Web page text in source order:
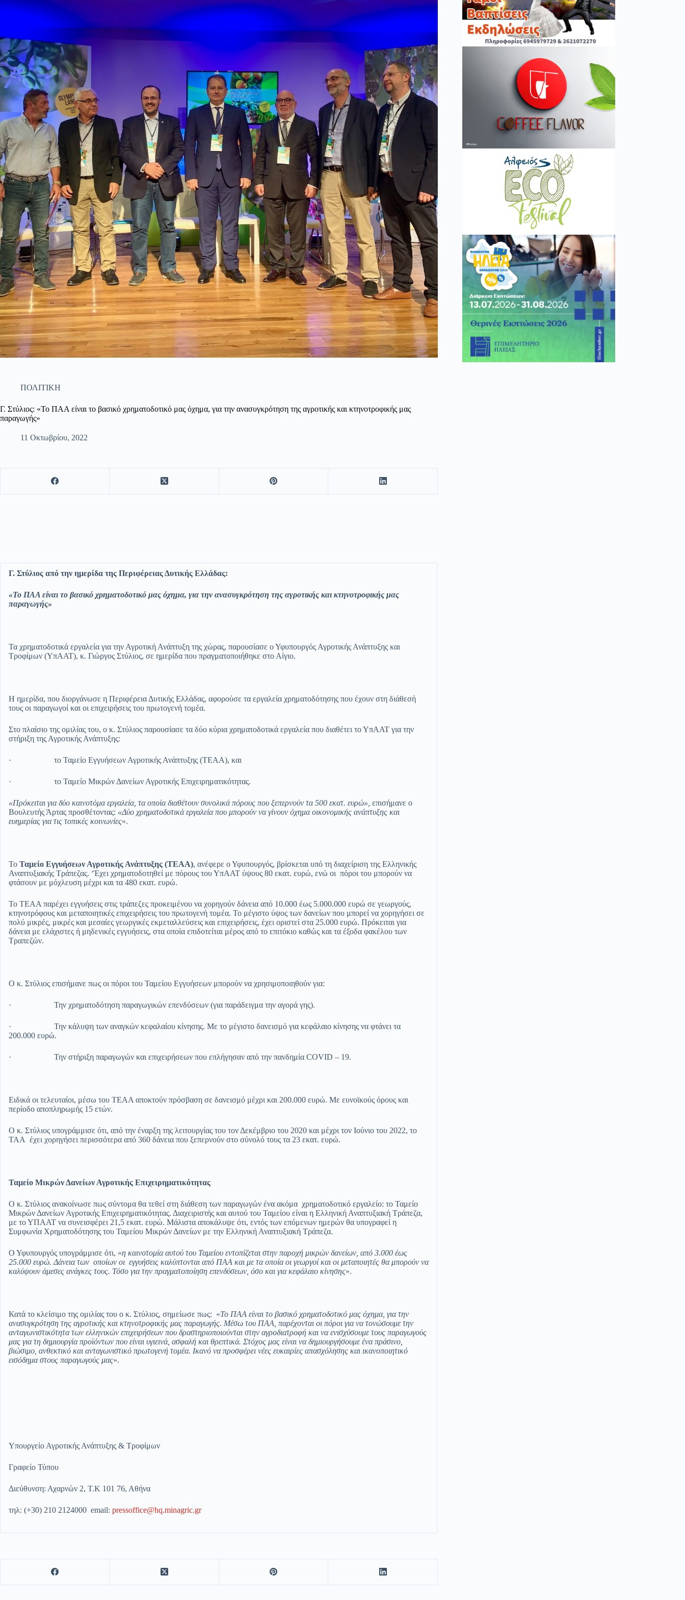
ΠΟΛΙΤΙΚΗ
Γ. Στύλιος: «Το ΠΑΑ είναι το βασικό χρηματοδοτικό μας όχημα, για την ανασυγκρότηση της αγροτικής και κτηνοτροφικής μας
παραγωγής»
11 Οκτωβρίου, 2022
Γ. Στύλιος από την ημερίδα της Περιφέρειας Δυτικής Ελλάδας:
«Το ΠΑΑ είναι το βασικό χρηματοδοτικό μας όχημα, για την ανασυγκρότηση της αγροτικής και κτηνοτροφικής μας
παραγωγής»
Τα χρηματοδοτικά εργαλεία για την Αγροτική Ανάπτυξη της χώρας, παρουσίασε ο Υφυπουργός Αγροτικής Ανάπτυξης και
Τροφίμων (ΥπΑΑΤ), κ. Γιώργος Στύλιος, σε ημερίδα που πραγματοποιήθηκε στο Αίγιο.
Η ημερίδα, που διοργάνωσε η Περιφέρεια Δυτικής Ελλάδας, αφορούσε τα εργαλεία χρηματοδότησης που έχουν στη διάθεσή
τους οι παραγωγοί και οι επιχειρήσεις του πρωτογενή τομέα.
Στο πλαίσιο της ομιλίας του, ο κ. Στύλιος παρουσίασε τα δύο κύρια χρηματοδοτικά εργαλεία που διαθέτει το ΥπΑΑΤ για την
στήριξη της Αγροτικής Ανάπτυξης:
· το Ταμείο Εγγυήσεων Αγροτικής Ανάπτυξης (ΤΕΑΑ), και
· το Ταμείο Μικρών Δανείων Αγροτικής Επιχειρηματικότητας.
«Πρόκειται για δύο καινοτόμα εργαλεία, τα οποία διαθέτουν συνολικά πόρους που ξεπερνούν τα 500 εκατ. ευρώ», επισήμανε ο
Βουλευτής Άρτας προσθέτοντας: «Δύο χρηματοδοτικά εργαλεία που μπορούν να γίνουν όχημα οικονομικής ανάπτυξης και
ευημερίας για τις τοπικές κοινωνίες».
Το Ταμείο Εγγυήσεων Αγροτικής Ανάπτυξης (ΤΕΑΑ), ανέφερε ο Υφυπουργός, βρίσκεται υπό τη διαχείριση της Ελληνικής
Αναπτυξιακής Τράπεζας. ‘Έχει χρηματοδοτηθεί με πόρους του ΥπΑΑΤ ύψους 80 εκατ. ευρώ, ενώ οι πόροι του μπορούν να
φτάσουν με μόχλευση μέχρι και τα 480 εκατ. ευρώ.
Το ΤΕΑΑ παρέχει εγγυήσεις στις τράπεζες προκειμένου να χορηγούν δάνεια από 10.000 έως 5.000.000 ευρώ σε γεωργούς,
κτηνοτρόφους και μεταποιητικές επιχειρήσεις του πρωτογενή τομέα. Το μέγιστο ύψος των δανείων που μπορεί να χορηγήσει σε
πολύ μικρές, μικρές και μεσαίες γεωργικές εκμεταλλεύσεις και επιχειρήσεις, έχει οριστεί στα 25.000 ευρώ. Πρόκειται για
δάνεια με ελάχιστες ή μηδενικές εγγυήσεις, στα οποία επιδοτείται μέρος από το επιτόκιο καθώς και τα έξοδα φακέλου των
Τραπεζών.
Ο κ. Στύλιος επισήμανε πως οι πόροι του Ταμείου Εγγυήσεων μπορούν να χρησιμοποιηθούν για:
· Την χρηματοδότηση παραγωγικών επενδύσεων (για παράδειγμα την αγορά γης).
· Την κάλυψη των αναγκών κεφαλαίου κίνησης. Με το μέγιστο δανεισμό για κεφάλαιο κίνησης να φτάνει τα
200.000 ευρώ.
· Την στήριξη παραγωγών και επιχειρήσεων που επλήγησαν από την πανδημία COVID – 19.
Ειδικά οι τελευταίοι, μέσω του ΤΕΑΑ αποκτούν πρόσβαση σε δανεισμό μέχρι και 200.000 ευρώ. Με ευνοϊκούς όρους και
περίοδο αποπληρωμής 15 ετών.
Ο κ. Στύλιος υπογράμμισε ότι, από την έναρξη της λειτουργίας του τον Δεκέμβριο του 2020 και μέχρι τον Ιούνιο του 2022, το
ΤΑΑ έχει χορηγήσει περισσότερα από 360 δάνεια που ξεπερνούν στο σύνολό τους τα 23 εκατ. ευρώ.
Ταμείο Μικρών Δανείων Αγροτικής Επιχειρηματικότητας
Ο κ. Στύλιος ανακοίνωσε πως σύντομα θα τεθεί στη διάθεση των παραγωγών ένα ακόμα χρηματοδοτικό εργαλείο: το Ταμείο
Μικρών Δανείων Αγροτικής Επιχειρηματικότητας. Διαχειριστής και αυτού του Ταμείου είναι η Ελληνική Αναπτυξιακή Τράπεζα,
με το ΥΠΑΑΤ να συνεισφέρει 21,5 εκατ. ευρώ. Μάλιστα αποκάλυψε ότι, εντός των επόμενων ημερών θα υπογραφεί η
Συμφωνία Χρηματοδότησης του Ταμείου Μικρών Δανείων με την Ελληνική Αναπτυξιακή Τράπεζα.
Ο Υφυπουργός υπογράμμισε ότι, «η καινοτομία αυτού του Ταμείου εντοπίζεται στην παροχή μικρών δανείων, από 3.000 έως
25.000 ευρώ. Δάνεια των οποίων οι εγγυήσεις καλύπτονται από ΠΑΑ και με τα οποία οι γεωργοί και οι μεταποιητές θα μπορούν να
καλύψουν άμεσες ανάγκες τους. Τόσο για την πραγματοποίηση επενδύσεων, όσο και για κεφάλαιο κίνησης».
Κατά το κλείσιμο της ομιλίας του ο κ. Στύλιος, σημείωσε πως: «Το ΠΑΑ είναι το βασικό χρηματοδοτικό μας όχημα, για την
ανασυγκρότηση της αγροτικής και κτηνοτροφικής μας παραγωγής. Μέσω του ΠΑΑ, παρέχονται οι πόροι για να τονώσουμε την
ανταγωνιστικότητα των ελληνικών επιχειρήσεων που δραστηριοποιούνται στην αγροδιατροφή και να ενισχύσουμε τους παραγωγούς
μας για τη δημιουργία προϊόντων που είναι υγιεινά, ασφαλή και θρεπτικά. Στόχος μας είναι να δημιουργήσουμε ένα πράσινο,
βιώσιμο, ανθεκτικό και ανταγωνιστικό πρωτογενή τομέα. Ικανό να προσφέρει νέες ευκαιρίες απασχόλησης και ικανοποιητικό
εισόδημα στους παραγωγούς μας».
Υπουργείο Αγροτικής Ανάπτυξης & Τροφίμων
Γραφείο Τύπου
Διεύθυνση: Αχαρνών 2, Τ.Κ 101 76, Αθήνα
τηλ: (+30) 210 2124000 email: pressoffice@hq.minagric.gr